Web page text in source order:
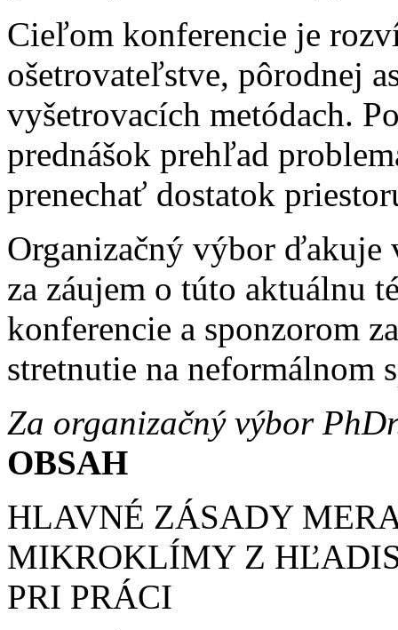
Cieľom konferencie je
ošetrovateľstve, pôrodnej
vyšetrovacích metódach.
prednášok prehľad
prenechať dostatok
Organizačný výbor ďakuje
za záujem o túto aktuálnu
konferencie a sponzorom
stretnutie na neformálnom
Za organizačný výbor
OBSAH
HLAVNÉ ZÁSADY
MIKROKLÍMY Z
PRI PRÁCI